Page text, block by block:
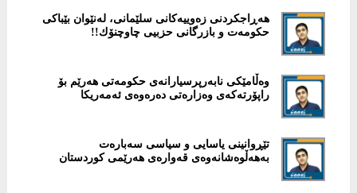
هەڕاجكردنی زەوییەكانی سلێمانی، لەنێوان بێباكی
حكومەت و بازرگانی حزبیی چاوچنۆك!!
وەڵامێکى نابەرپرسیارانەى حکومەتى هەرێم بۆ
راپۆرتەکەى وەزارەتى دەرەوەى ئەمەریکا
تێڕوانینی یاسایی و سیاسی سەبارەت
بەهەڵوەشانەوەی قەوارەی هەرێمی كوردستان